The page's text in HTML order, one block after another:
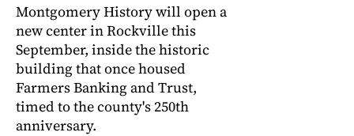
Montgomery History will open a
new center in Rockville this
September, inside the historic
building that once housed
Farmers Banking and Trust,
timed to the county's 250th
anniversary.